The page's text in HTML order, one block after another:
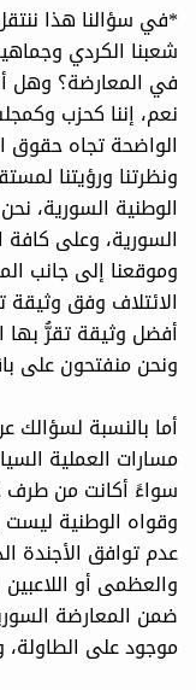
*في سؤالنا هذا
شعبنا الكردي
في المعارضة؟ وهل
نعم، إننا كحزب
الواضحة تجاه حقوق
ونظرتنا ورؤيتنا
الوطنية السورية،
السورية، وعلى كافة
وموقعنا إلى جانب
الائتلاف وفق
أفضل وثيقة تقرُّ بها
ونحن منفتحون على
أما بالنسبة لسؤالك
مسارات العملية
سواءً أكانت من طرف
وقواه الوطنية
عدم توافق الأجندة
والعظمى أو اللاعبين
ضمن المعارضة
موجود على الطاولة،